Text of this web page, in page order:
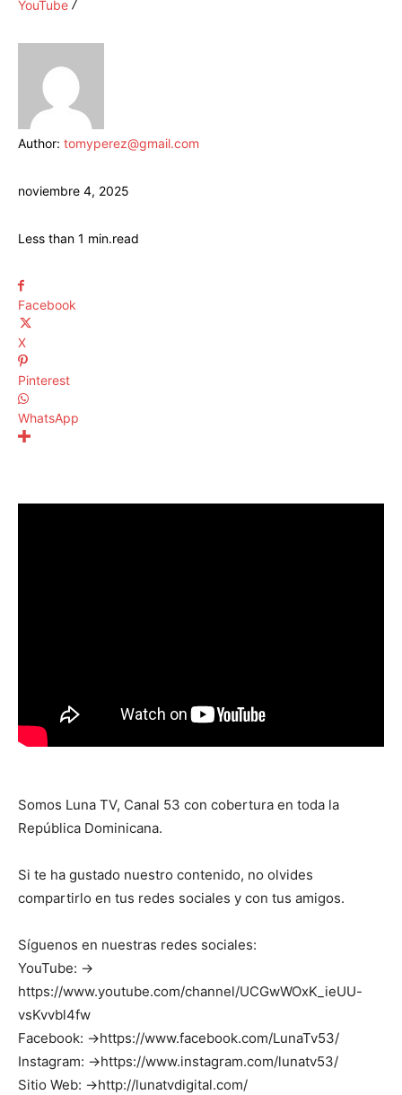
YouTube
Author: tomyperez@gmail.com
noviembre 4, 2025
Less than 1 min.read
Facebook
X
Pinterest
WhatsApp
Somos Luna TV, Canal 53 con cobertura en toda la
República Dominicana.
Si te ha gustado nuestro contenido, no olvides
compartirlo en tus redes sociales y con tus amigos.
Síguenos en nuestras redes sociales:
YouTube: →
https://www.youtube.com/channel/UCGwWOxK_ieUU-
vsKvvbl4fw
Facebook: →https://www.facebook.com/LunaTv53/
Instagram: →https://www.instagram.com/lunatv53/
Sitio Web: →http://lunatvdigital.com/